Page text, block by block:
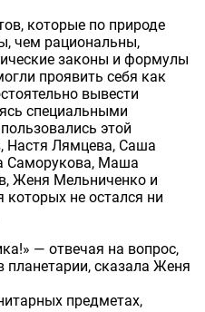
которые по природе
чем рациональны,
законы и формулы
проявить себя как
вывести
специальными
этой
Настя Лямцева, Саша
Саморукова, Маша
Женя Мельниченко и
не остался ни
— отвечая на вопрос,
планетарии, сказала Женя
предметах,